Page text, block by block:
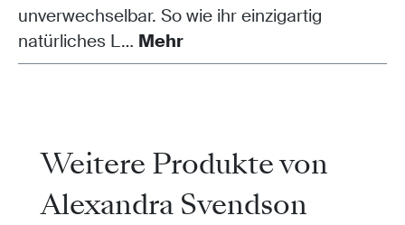
unverwechselbar. So wie ihr einzigartig
natürliches L… Mehr
Produktgalerie überspringen
Weitere Produkte von
Alexandra Svendson